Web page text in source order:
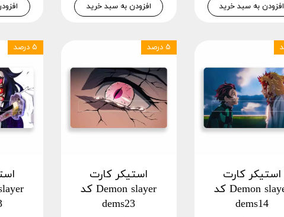
افزودن به سبد خرید افزودن به سبد خرید
استیکر کارت
Demon slayer کد
dems14
استیکر کارت
Demon slayer کد
dems23
۵ درصد ۵ درصد